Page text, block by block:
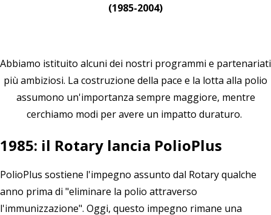
(1985-2004)
Abbiamo istituito alcuni dei nostri programmi e partenariati
più ambiziosi. La costruzione della pace e la lotta alla polio
assumono un'importanza sempre maggiore, mentre
cerchiamo modi per avere un impatto duraturo.
1985: il Rotary lancia PolioPlus
PolioPlus sostiene l'impegno assunto dal Rotary qualche
anno prima di "eliminare la polio attraverso
l'immunizzazione". Oggi, questo impegno rimane una